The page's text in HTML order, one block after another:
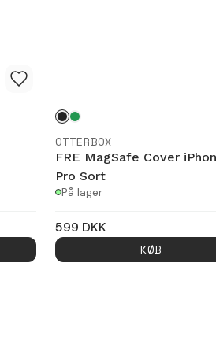
OTTERBOX
FRE MagSafe Cover
Pro Sort
På lager
599 DKK
KØB